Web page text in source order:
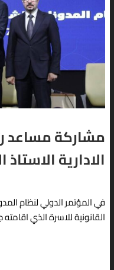
صلاحية التدريس
التطبيقية،
المركز للارتقاء
العلمي والمهني...
READ MORE
مشاركة مساعد
الادارية
في المؤتمر الدولي لنظام
القانونية للاسرة الذي